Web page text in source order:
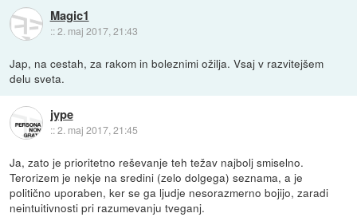
Magic1
::2. maj 2017, 21:43
Jap, na cestah, za rakom in boleznimi ožilja. Vsaj v razvitejšem
delu sveta.
jype
::2. maj 2017, 21:45
Ja, zato je prioritetno reševanje teh težav najbolj smiselno.
Terorizem je nekje na sredini (zelo dolgega) seznama, a je
politično uporaben, ker se ga ljudje nesorazmerno bojijo, zaradi
neintuitivnosti pri razumevanju tveganj.